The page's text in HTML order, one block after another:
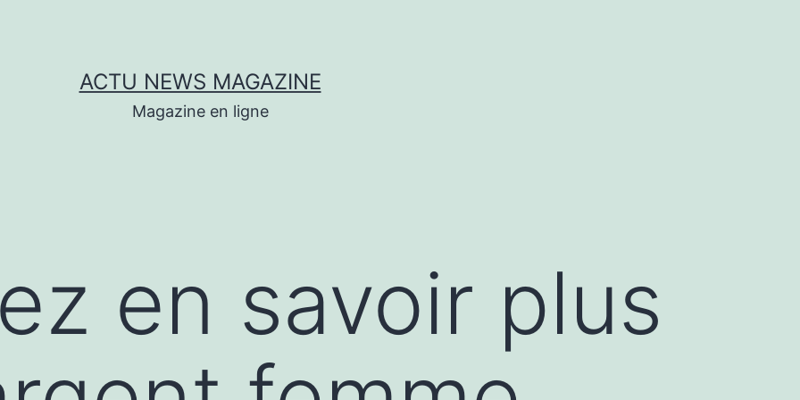
ACTU NEWS MAGAZINE
Magazine en ligne
en savoir plus